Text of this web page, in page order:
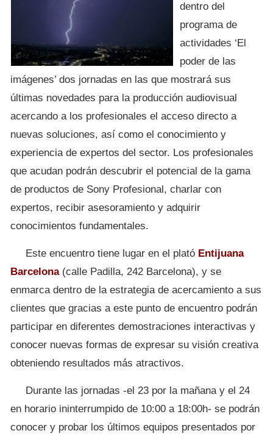
dentro del
programa de
actividades ‘El
poder de las
imágenes’ dos jornadas en las que mostrará sus
últimas novedades para la producción audiovisual
acercando a los profesionales el acceso directo a
nuevas soluciones, así como el conocimiento y
experiencia de expertos del sector. Los profesionales
que acudan podrán descubrir el potencial de la gama
de productos de Sony Profesional, charlar con
expertos, recibir asesoramiento y adquirir
conocimientos fundamentales.
Este encuentro tiene lugar en el plató Entijuana
Barcelona (calle Padilla, 242 Barcelona), y se
enmarca dentro de la estrategia de acercamiento a sus
clientes que gracias a este punto de encuentro podrán
participar en diferentes demostraciones interactivas y
conocer nuevas formas de expresar su visión creativa
obteniendo resultados más atractivos.
Durante las jornadas -el 23 por la mañana y el 24
en horario ininterrumpido de 10:00 a 18:00h- se podrán
conocer y probar los últimos equipos presentados por